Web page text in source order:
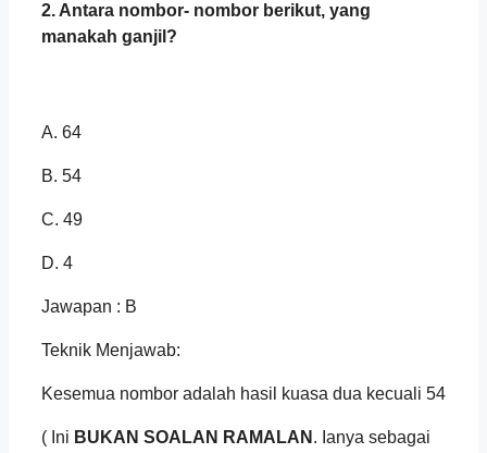
2. Antara nombor- nombor berikut, yang
manakah ganjil?
A. 64
B. 54
C. 49
D. 4
Jawapan : B
Teknik Menjawab:
Kesemua nombor adalah hasil kuasa dua kecuali 54
( Ini BUKAN SOALAN RAMALAN . Ianya sebagai